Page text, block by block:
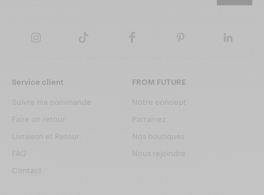
Service client
Suivre ma commande
Faire un retour
Livraison et Retour
FAQ
Contact
FROM FUTURE
Notre concept
Parrainez
Nos boutiques
Nous rejoindre